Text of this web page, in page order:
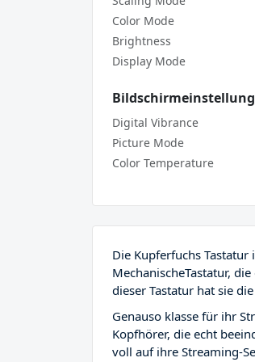
Color Mode
Brightness
Display Mode
Digital Vibrance
Picture Mode
Color Temperature
Die Kupferfuchs
MechanischeTastatur,
dieser Tastatur hat sie
Genauso klasse für ihr
Kopfhörer, die echt
voll auf ihre Streaming-